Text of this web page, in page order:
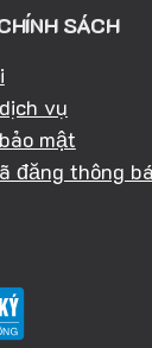
SÁCH
vụ
mật
đăng thông